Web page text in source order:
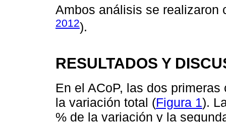
Ambos análisis se realizaron
2012).
RESULTADOS Y
En el ACoP, las dos
la variación total (Figura 1).
% de la variación y la